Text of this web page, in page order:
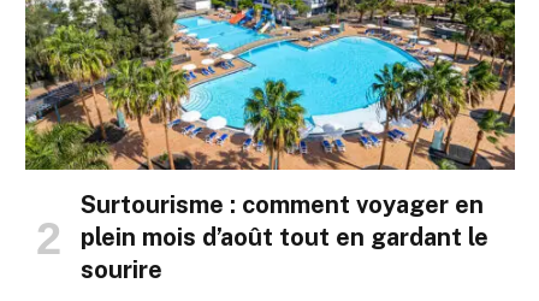
Surtourisme : comment voyager en
plein mois d’août tout en gardant le
sourire